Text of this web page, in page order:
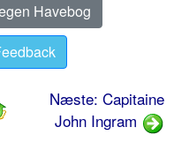
Havebog
Næste: Capitaine
John Ingram